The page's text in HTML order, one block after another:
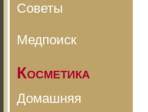
Советы
Медпоиск
Косметика
Домашняя